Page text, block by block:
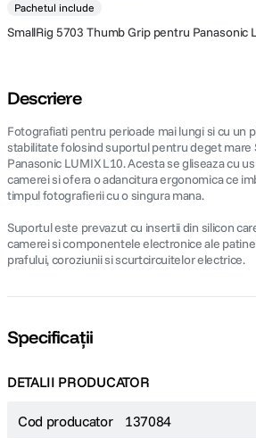
Pachetul include
SmallRig 5703 Thumb Grip pentru Panasonic
Descriere
Fotografiati pentru perioade mai lungi si cu un
stabilitate folosind suportul pentru deget mare
Panasonic LUMIX L10. Acesta se gliseaza cu
camerei si ofera o adancitura ergonomica ce
timpul fotografierii cu o singura mana.
Suportul este prevazut cu insertii din silicon
camerei si componentele electronice ale
prafului, coroziunii si scurtcircuitelor electrice.
Specificații
DETALII PRODUCATOR
Cod producator 137084